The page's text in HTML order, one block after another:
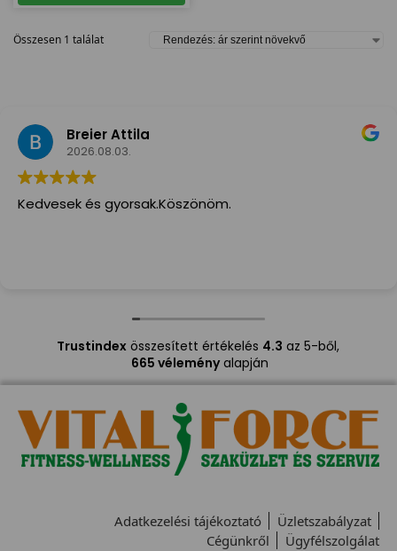
Összesen 1 találat
Breier Attila
2026.08.03.
Kedvesek és gyorsak.Köszönöm.
Trustindexösszesített értékelés 4.3 az 5-ből,
665 véleményalapján
Adatkezelési tájékoztató
Üzletszabályzat
Cégünkről
Ügyfélszolgálat